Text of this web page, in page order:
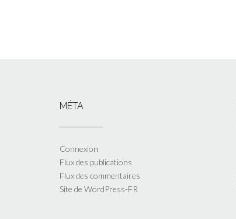
MÉTA
Connexion
Flux des publications
Flux des commentaires
Site de WordPress-FR